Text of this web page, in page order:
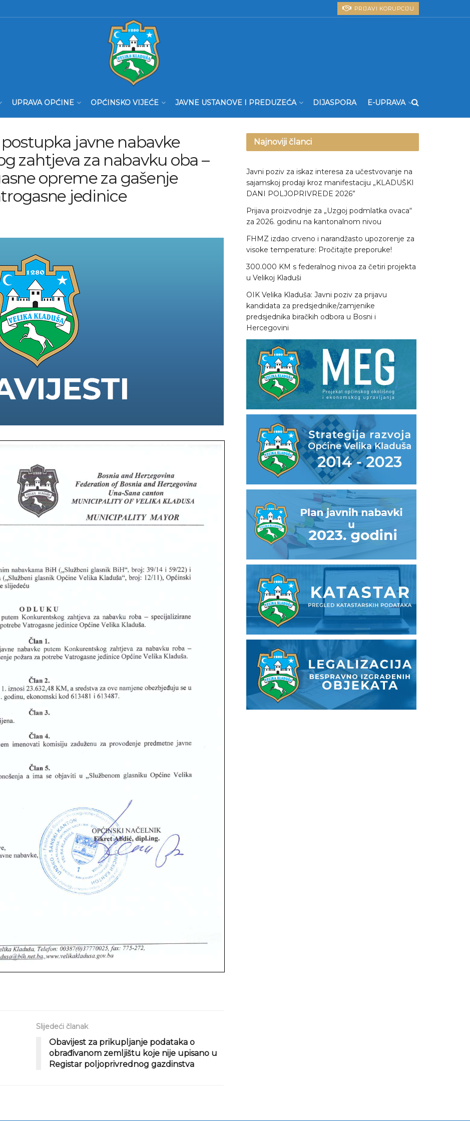
PRIJAVI KORUPCIJU
UPRAVA OPĆINE OPĆINSKO VIJEĆE JAVNE USTANOVE I PREDUZEĆA DIJASPORA E-UPRAVA
javne nabavke
zahtjeva za nabavku oba –
opreme za gašenje
jedinice
Slijedeći članak
Obavijest za prikupljanje podataka o
obrađivanom zemljištu koje nije upisano u
Registar poljoprivrednog gazdinstva
Najnoviji članci
Javni poziv za iskaz interesa za učestvovanje na
sajamskoj prodaji kroz manifestaciju „KLADUŠKI
DANI POLJOPRIVREDE 2026”
Prijava proizvodnje za „Uzgoj podmlatka ovaca“
za 2026. godinu na kantonalnom nivou
FHMZ izdao crveno i narandžasto upozorenje za
visoke temperature: Pročitajte preporuke!
300.000 KM s federalnog nivoa za četiri projekta
u Velikoj Kladuši
OIK Velika Kladuša: Javni poziv za prijavu
kandidata za predsjednike/zamjenike
predsjednika biračkih odbora u Bosni i
Hercegovini